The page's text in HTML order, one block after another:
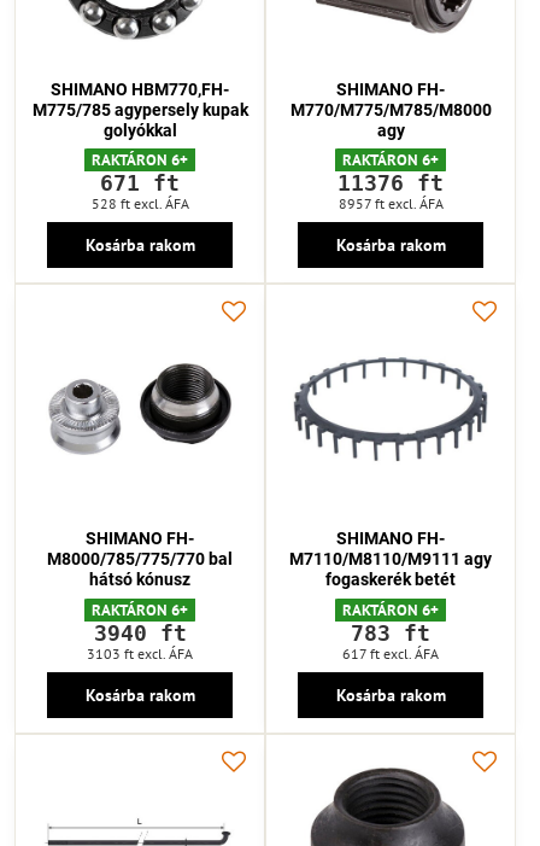
SHIMANO HBM770,FH-
M775/785 agypersely kupak
golyókkal
RAKTÁRON 6+
671 ft
528 ft excl. ÁFA
Kosárba rakom
SHIMANO FH-
M770/M775/M785/M8000
agy
RAKTÁRON 6+
11376 ft
8957 ft excl. ÁFA
Kosárba rakom
SHIMANO FH-
M8000/785/775/770 bal
hátsó kónusz
RAKTÁRON 6+
3940 ft
3103 ft excl. ÁFA
Kosárba rakom
SHIMANO FH-
M7110/M8110/M9111 agy
fogaskerék betét
RAKTÁRON 6+
783 ft
617 ft excl. ÁFA
Kosárba rakom